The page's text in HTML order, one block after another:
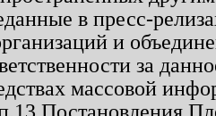
в пресс-
и
за
массовой
Постановления